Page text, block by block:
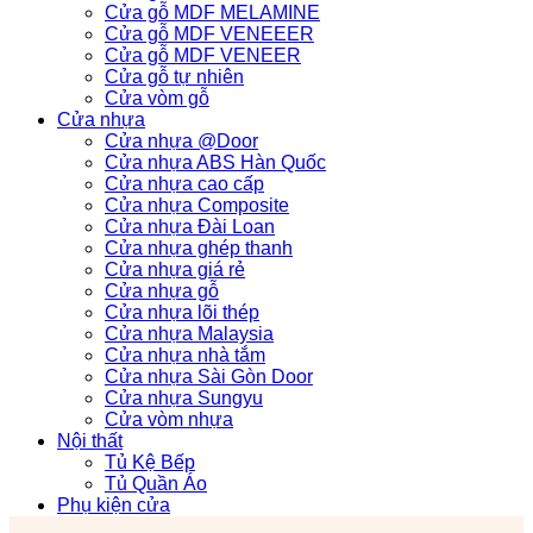
Cửa gỗ MDF MELAMINE
Cửa gỗ MDF VENEEER
Cửa gỗ MDF VENEER
Cửa gỗ tự nhiên
Cửa vòm gỗ
Cửa nhựa
Cửa nhựa @Door
Cửa nhựa ABS Hàn Quốc
Cửa nhựa cao cấp
Cửa nhựa Composite
Cửa nhựa Đài Loan
Cửa nhựa ghép thanh
Cửa nhựa giá rẻ
Cửa nhựa gỗ
Cửa nhựa lõi thép
Cửa nhựa Malaysia
Cửa nhựa nhà tắm
Cửa nhựa Sài Gòn Door
Cửa nhựa Sungyu
Cửa vòm nhựa
Nội thất
Tủ Kệ Bếp
Tủ Quần Áo
Phụ kiện cửa